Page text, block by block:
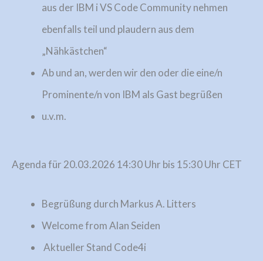
aus der IBM i VS Code Community nehmen
ebenfalls teil und plaudern aus dem
„Nähkästchen“
Ab und an, werden wir den oder die eine/n
Prominente/n von IBM als Gast begrüßen
u.v.m.
Agenda für 20.03.2026 14:30 Uhr bis 15:30 Uhr CET
Begrüßung durch Markus A. Litters
Welcome from Alan Seiden
Aktueller Stand Code4i